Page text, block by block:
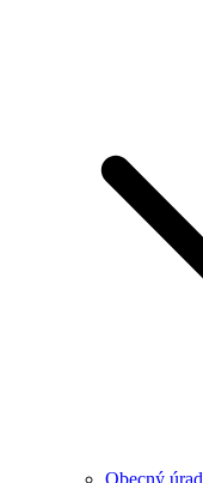
Obecný úrad